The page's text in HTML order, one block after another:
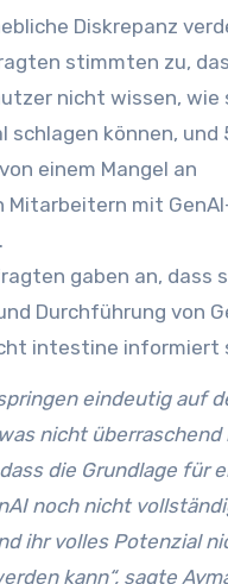
Diskrepanz
stimmten zu,
nicht wissen, wie
schlagen können, und
einem Mangel an
Mitarbeitern mit
gaben an, dass
Durchführung von
intestine informiert
eindeutig auf
nicht überraschend
die Grundlage für
noch nicht
ihr volles Potenzial
kann“, sagte